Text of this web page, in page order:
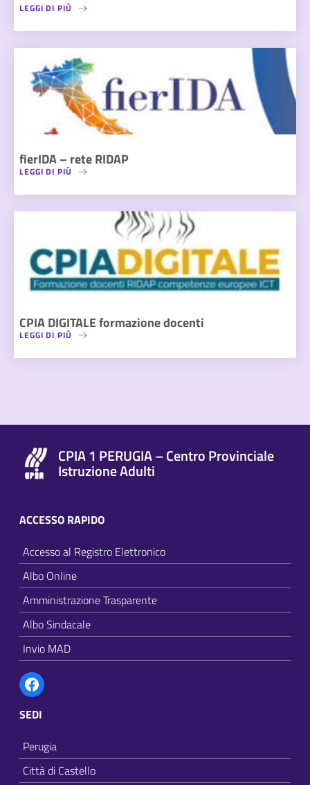
LEGGI DI PIÙ
fierIDA – rete RIDAP
LEGGI DI PIÙ
CPIA DIGITALE formazione docenti
LEGGI DI PIÙ
CPIA 1 PERUGIA – Centro Provinciale
Istruzione Adulti
ACCESSO RAPIDO
Accesso al Registro Elettronico
Albo Online
Amministrazione Trasparente
Albo Sindacale
Invio MAD
Facebook
SEDI
Perugia
Città di Castello